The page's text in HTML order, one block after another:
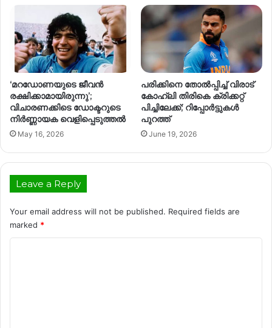
‘മറഡോണയുടെ ജീവൻ
രക്ഷിക്കാമായിരുന്നു’;
വിചാരണക്കിടെ ഡോക്ടറുടെ
നിർണ്ണായക വെളിപ്പെടുത്തൽ
May 16, 2026
പരിക്കിനെ തോൽപ്പിച്ച് വിരാട്
കോഹ്‌ലി തിരികെ ക്രിക്കറ്റ്
പിച്ചിലേക്ക്; റിപ്പോർട്ടുകൾ
പുറത്ത്
June 19, 2026
Leave a Reply
Your email address will not be published. Required fields are
marked *